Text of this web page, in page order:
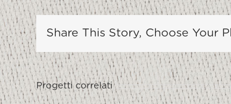
Share This Story, Choose Your
Progetti correlati